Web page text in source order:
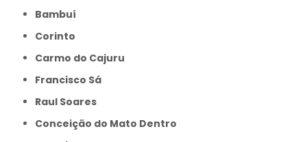
Bambuí
Corinto
Carmo do Cajuru
Francisco Sá
Raul Soares
Conceição do Mato Dentro